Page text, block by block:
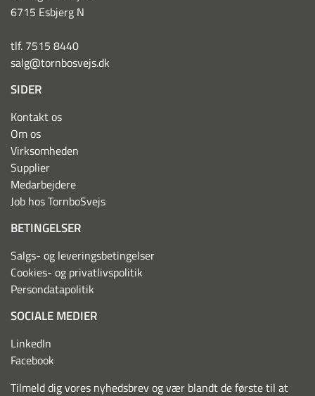
6715 Esbjerg N
tlf. 7515 8440
salg@tornbosvejs.dk
SIDER
Kontakt os
Om os
Virksomheden
Supplier
Medarbejdere
Job hos TornboSvejs
BETINGELSER
Salgs- og leveringsbetingelser
Cookies- og privatlivspolitik
Persondatapolitik
SOCIALE MEDIER
LinkedIn
Facebook
Tilmeld dig vores nyhedsbrev og vær blandt de første til at